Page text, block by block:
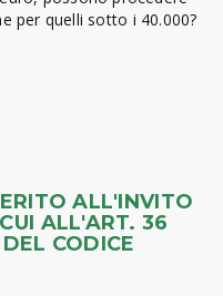
per quelli sotto i 40.000?
ALL'INVITO
ALL'ART. 36
CODICE